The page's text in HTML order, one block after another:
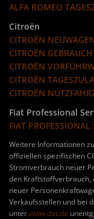
ALFA ROMEO
Citroën
CITROËN
CITROËN
CITROËN
CITROËN
CITROËN
Fiat Professional
FIAT
Weitere Informationen
offiziellen spezifischen
Stromverbrauch neuer
den Kraftstoffverbrauch,
neuer
Verkaufsstellen und bei
unterwww.dat.de